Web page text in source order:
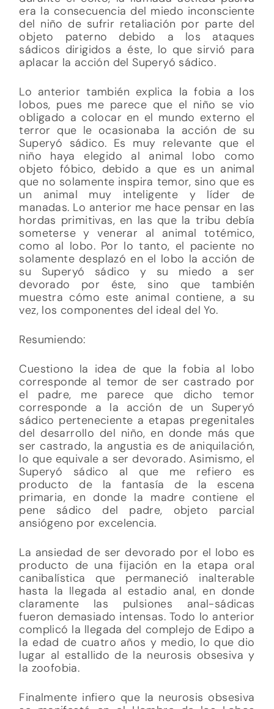
era la consecuencia del miedo inconsciente
del niño de sufrir retaliación por parte del
objeto paterno debido a los ataques
sádicos dirigidos a éste, lo que sirvió para
aplacar la acción del Superyó sádico.
Lo anterior también explica la fobia a los
lobos, pues me parece que el niño se vio
obligado a colocar en el mundo externo el
terror que le ocasionaba la acción de su
Superyó sádico. Es muy relevante que el
niño haya elegido al animal lobo como
objeto fóbico, debido a que es un animal
que no solamente inspira temor, sino que es
un animal muy inteligente y líder de
manadas. Lo anterior me hace pensar en las
hordas primitivas, en las que la tribu debía
someterse y venerar al animal totémico,
como al lobo. Por lo tanto, el paciente no
solamente desplazó en el lobo la acción de
su Superyó sádico y su miedo a ser
devorado por éste, sino que también
muestra cómo este animal contiene, a su
vez, los componentes del ideal del Yo.
Resumiendo:
Cuestiono la idea de que la fobia al lobo
corresponde al temor de ser castrado por
el padre, me parece que dicho temor
corresponde a la acción de un Superyó
sádico perteneciente a etapas pregenitales
del desarrollo del niño, en donde más que
ser castrado, la angustia es de aniquilación,
lo que equivale a ser devorado. Asimismo, el
Superyó sádico al que me refiero es
producto de la fantasía de la escena
primaria, en donde la madre contiene el
pene sádico del padre, objeto parcial
ansiógeno por excelencia.
La ansiedad de ser devorado por el lobo es
producto de una fijación en la etapa oral
canibalística que permaneció inalterable
hasta la llegada al estadio anal, en donde
claramente las pulsiones anal-sádicas
fueron demasiado intensas. Todo lo anterior
complicó la llegada del complejo de Edipo a
la edad de cuatro años y medio, lo que dio
lugar al estallido de la neurosis obsesiva y
la zoofobia.
Finalmente infiero que la neurosis obsesiva